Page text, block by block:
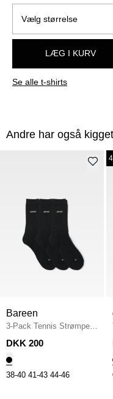
LÆG I KURV
Se alle t-shirts
Andre har også
Bareen
3-Pack Tennis Strømper
BLACK
DKK 200
38-40 41-43 44-46